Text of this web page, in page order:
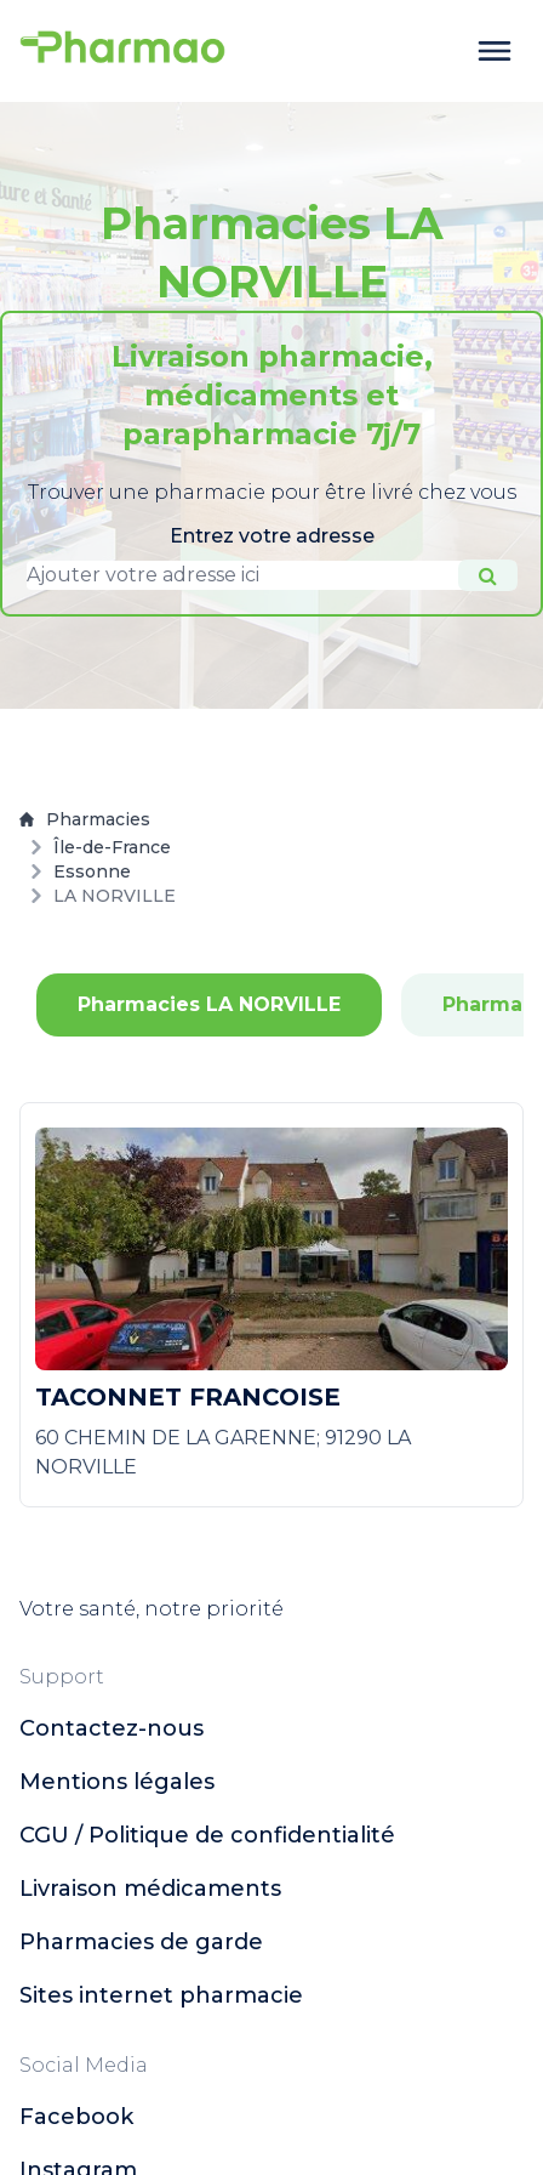
Pharmacies LA
NORVILLE
Livraison pharmacie,
médicaments et
parapharmacie 7j/7
Trouver une pharmacie pour être livré chez vous
Entrez votre adresse
Pharmacies
Île-de-France
Essonne
LA NORVILLE
Pharmacies LA NORVILLE
TACONNET FRANCOISE
60 CHEMIN DE LA GARENNE; 91290 LA
NORVILLE
Votre santé, notre priorité
Support
Contactez-nous
Mentions légales
CGU / Politique de confidentialité
Livraison médicaments
Pharmacies de garde
Sites internet pharmacie
Social Media
Facebook